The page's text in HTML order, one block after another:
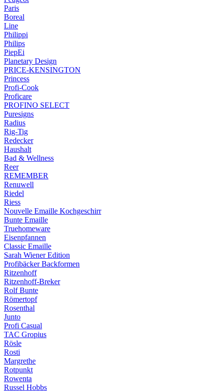
Paris
Boreal
Line
Philippi
Philips
PiepEi
Planetary Design
PRICE-KENSINGTON
Princess
Profi-Cook
Proficare
PROFINO SELECT
Puresigns
Radius
Rig-Tig
Redecker
Haushalt
Bad & Wellness
Reer
REMEMBER
Renuwell
Riedel
Riess
Nouvelle Emaille Kochgeschirr
Bunte Emaille
Truehomeware
Eisenpfannen
Classic Emaille
Sarah Wiener Edition
Profibäcker Backformen
Ritzenhoff
Ritzenhoff-Breker
Rolf Bunte
Römertopf
Rosenthal
Junto
Profi Casual
TAC Gropius
Rösle
Rosti
Margrethe
Rotpunkt
Rowenta
Russel Hobbs